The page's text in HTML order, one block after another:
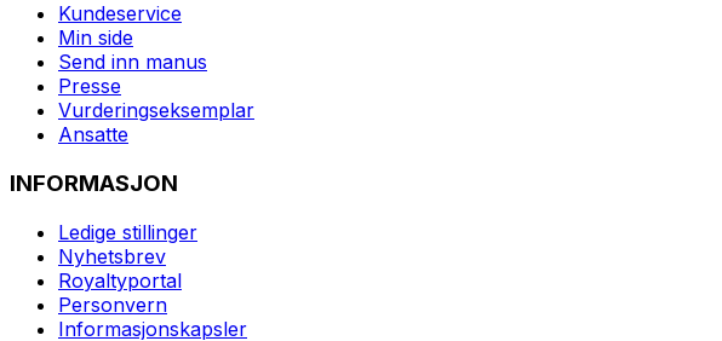
Kundeservice
Min side
Send inn manus
Presse
Vurderingseksemplar
Ansatte
INFORMASJON
Ledige stillinger
Nyhetsbrev
Royaltyportal
Personvern
Informasjonskapsler